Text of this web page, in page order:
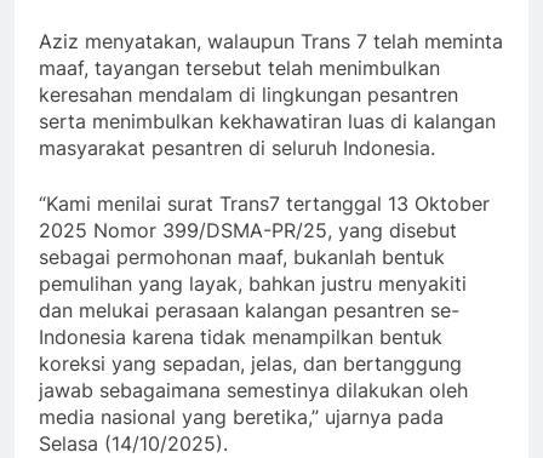
Aziz menyatakan, walaupun Trans 7 telah meminta
maaf, tayangan tersebut telah menimbulkan
keresahan mendalam di lingkungan pesantren
serta menimbulkan kekhawatiran luas di kalangan
masyarakat pesantren di seluruh Indonesia.
“Kami menilai surat Trans7 tertanggal 13 Oktober
2025 Nomor 399/DSMA-PR/25, yang disebut
sebagai permohonan maaf, bukanlah bentuk
pemulihan yang layak, bahkan justru menyakiti
dan melukai perasaan kalangan pesantren se-
Indonesia karena tidak menampilkan bentuk
koreksi yang sepadan, jelas, dan bertanggung
jawab sebagaimana semestinya dilakukan oleh
media nasional yang beretika,” ujarnya pada
Selasa (14/10/2025).